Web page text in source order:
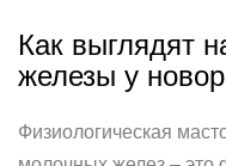
Как выглядят
железы у
Физиологическая